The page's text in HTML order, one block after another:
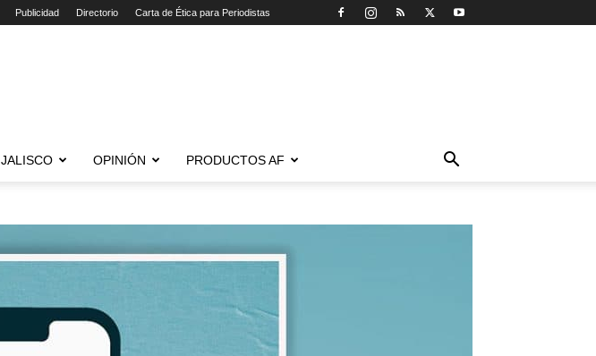
Publicidad Directorio Carta de Ética para Periodistas
JALISCO OPINIÓN PRODUCTOS AF